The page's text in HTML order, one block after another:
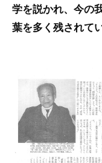
学を説かれ、今の
葉を多く残されて